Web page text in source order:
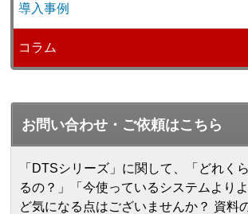
導入事例
コラム
お問い合わせ・ご依頼はこちら
「DTSシリーズ」に関して、「どれく
るの？」「今使っているシステムより
ど気になる点はございませんか？ 資料